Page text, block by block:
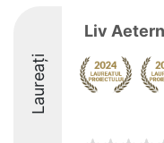
Laureați
Liv